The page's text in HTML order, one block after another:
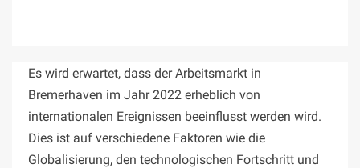
Es wird erwartet, dass der Arbeitsmarkt in
Bremerhaven im Jahr 2022 erheblich von
internationalen Ereignissen beeinflusst werden wird.
Dies ist auf verschiedene Faktoren wie die
Globalisierung, den technologischen Fortschritt und